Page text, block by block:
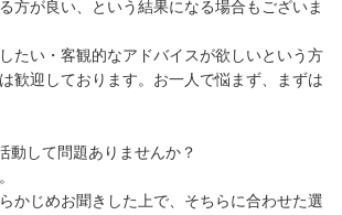
方が良い、という結果になる場合もございま
たい・客観的なアドバイスが欲しいという方
歓迎しております。お一人で悩まず、まずは
動して問題ありませんか？
かじめお聞きした上で、そちらに合わせた選